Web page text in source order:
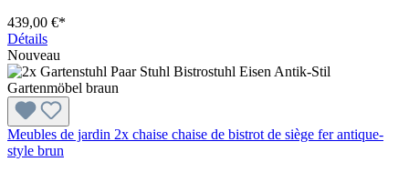
439,00 €*
Détails
Nouveau
Meubles de jardin 2x chaise chaise de bistrot de siège fer antique-
style brun